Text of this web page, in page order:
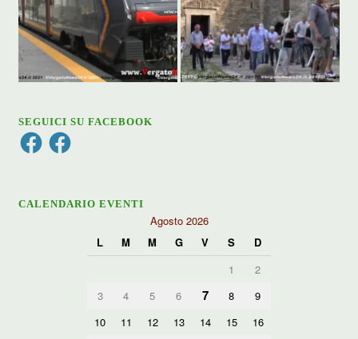
SEGUICI SU FACEBOOK
FacebookFacebook
CALENDARIO EVENTI
Agosto 2026
L
M M G V S
D
1
2
3
4 5 6 7 8
9
10
11 12 13 14 15
16